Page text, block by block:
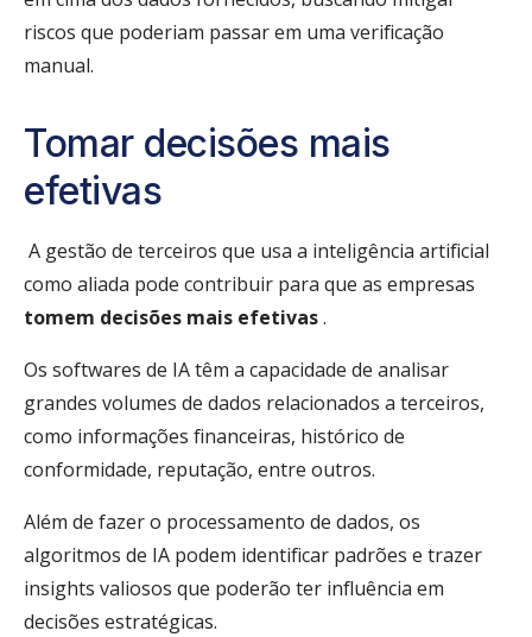
riscos que poderiam passar em uma verificação
manual.
Tomar decisões mais
efetivas
A gestão de terceiros que usa a inteligência artificial
como aliada pode contribuir para que as empresas
tomem decisões mais efetivas.
Os softwares de IA têm a capacidade de analisar
grandes volumes de dados relacionados a terceiros,
como informações financeiras, histórico de
conformidade, reputação, entre outros.
Além de fazer o processamento de dados, os
algoritmos de IA podem identificar padrões e trazer
insights valiosos que poderão ter influência em
decisões estratégicas.